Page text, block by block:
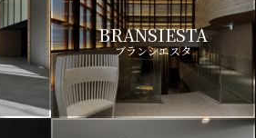
BRANSIESTA
ブランシエスタ